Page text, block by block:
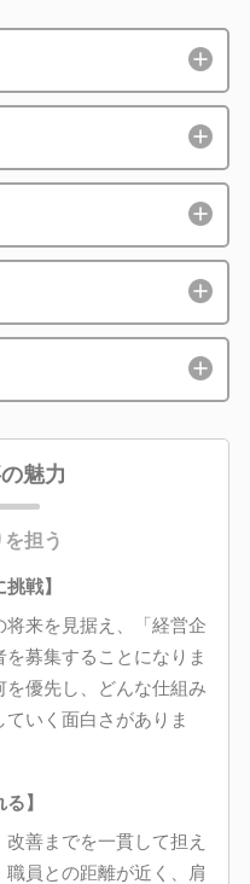
魅力
担う
戦】
来を見据え、「経営企
募集することになりま
を優先し、どんな仕組み
いく面白さがありま
】
善までを一貫して担え
員との距離が近く、肩